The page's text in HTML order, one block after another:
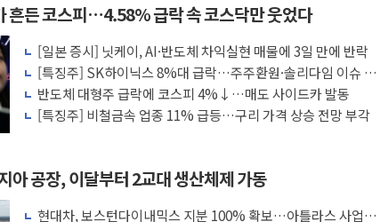
흔든 코스피…4.58% 급락 속 코스닥만 웃었다
[일본 증시] 닛케이, AI·반도체 차익실현 매물에 3일 만에 반락
[특징주] SK하이닉스 8%대 급락…주주환원·솔리다임 이슈 부
각
반도체 대형주 급락에 코스피 4%↓…매도 사이드카 발동
[특징주] 비철금속 업종 11% 급등…구리 가격 상승 전망 부각
아 공장, 이달부터 2교대 생산체제 가동
현대차, 보스턴다이내믹스 지분 100% 확보…아틀라스 사업화